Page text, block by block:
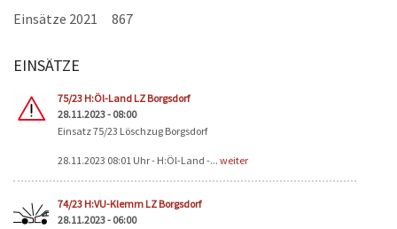
Einsätze 2021 867
EINSÄTZE
75/23 H:Öl-Land LZ Borgsdorf
28.11.2023 - 08:00
Einsatz 75/23 Löschzug Borgsdorf
28.11.2023 08:01 Uhr - H:Öl-Land -... weiter
74/23 H:VU-Klemm LZ Borgsdorf
28.11.2023 - 06:00
Seiten